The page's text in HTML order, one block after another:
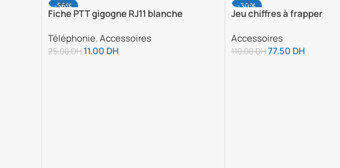
-56%
Fiche PTT gigogne RJ11 blanche
Téléphonie,Accessoires
25.00DH 11.00 DH
-30%
Jeu chiffres à frapper
Accessoires
110.00DH77.50 DH